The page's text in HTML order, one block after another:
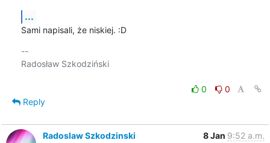
...
Sami napisali, że niskiej. :D
--
Radosław Szkodziński
0
0
Reply
Radoslaw Szkodzinski 8 Jan 9:52 a.m.